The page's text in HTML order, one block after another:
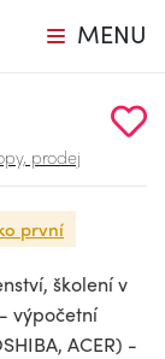
MENU
prodej
první
školení v
výpočetní
ACER) -